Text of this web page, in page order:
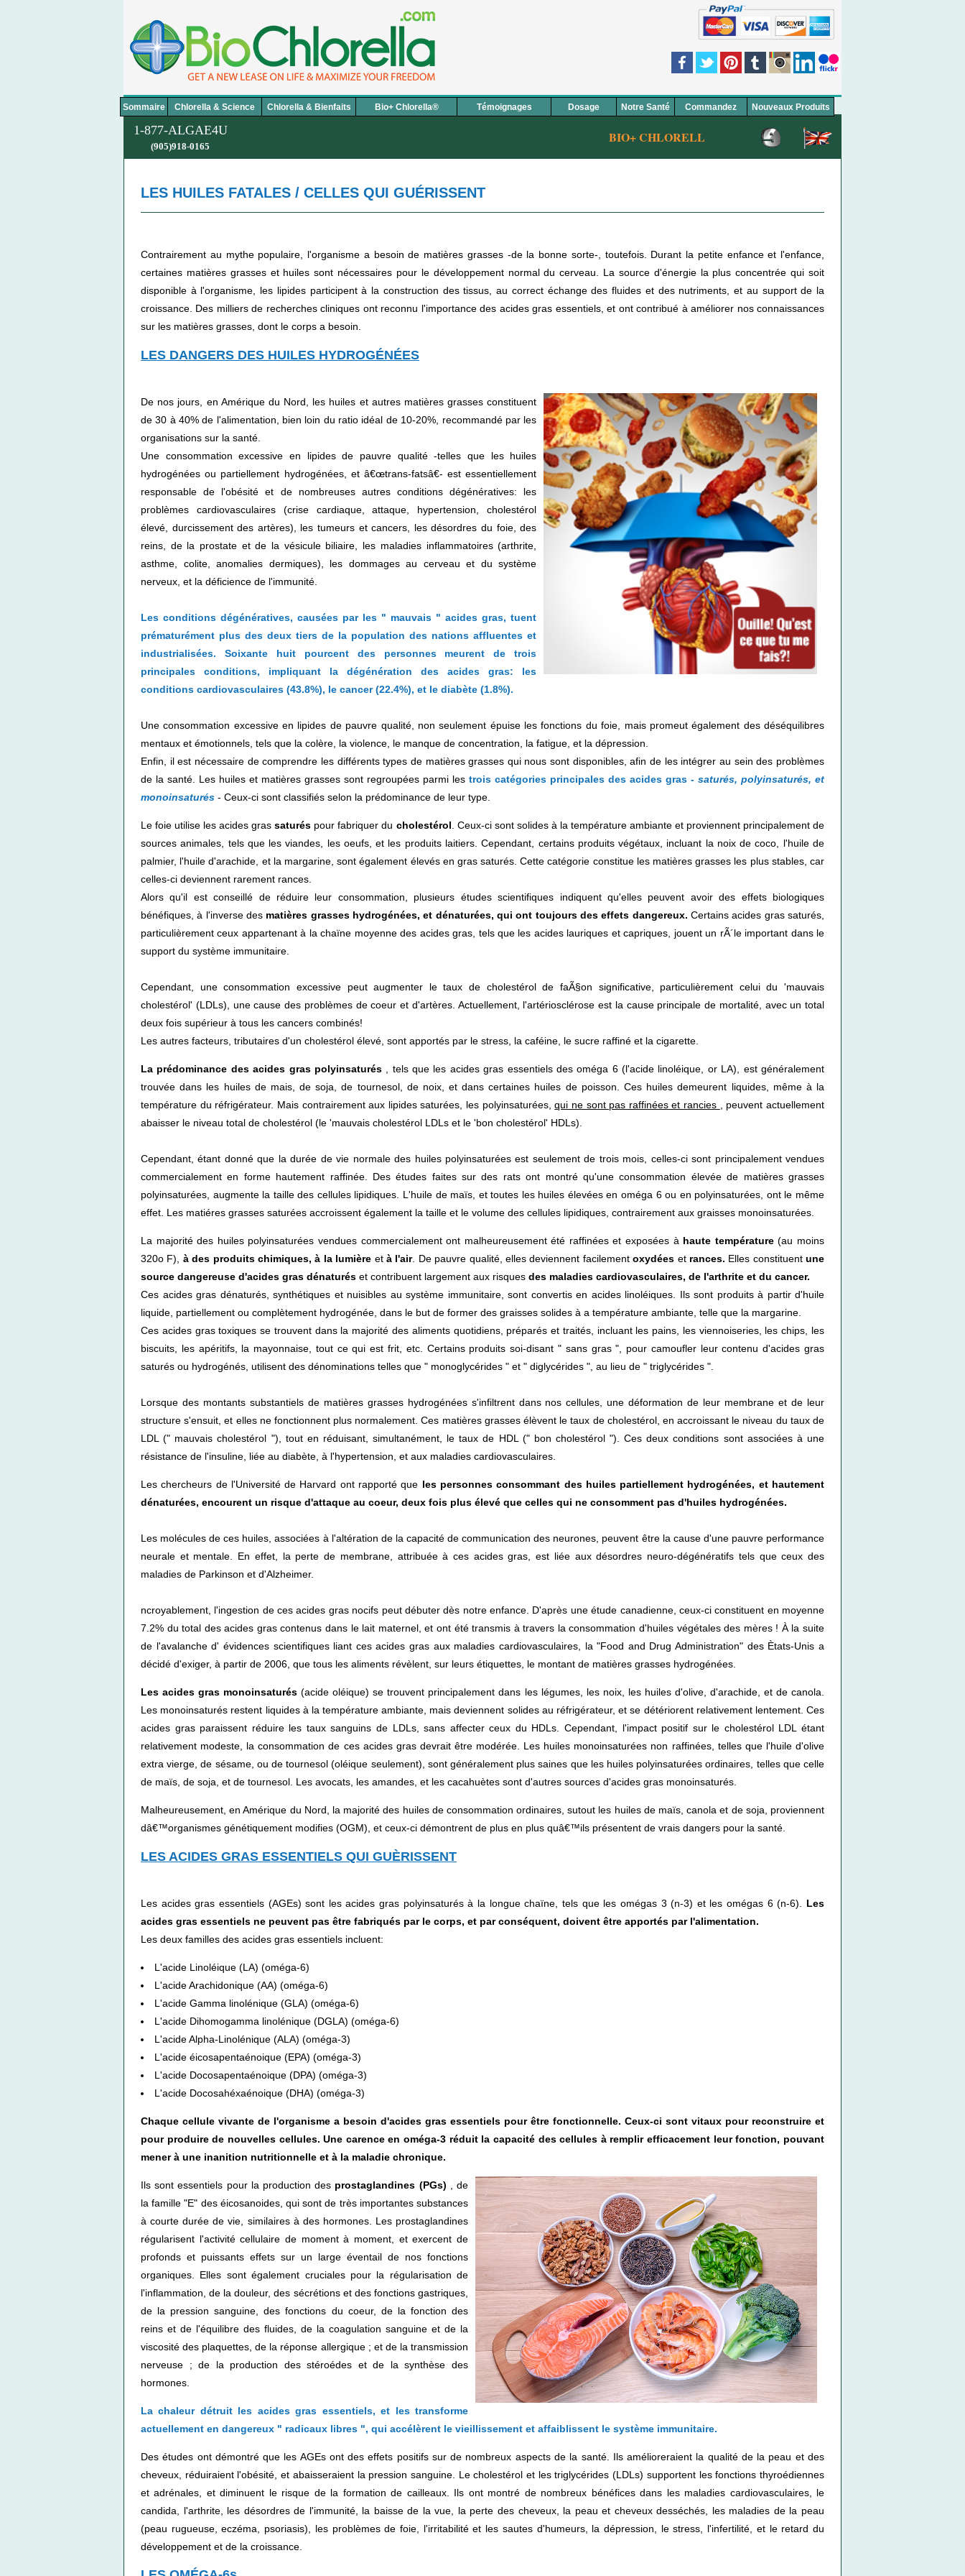
1-877-ALGAE4U
(905)918-0165
BIO+ CHLORELLA® 100 % PURE DÉTOXIFIEZ, ÉNERGISEZ VOTRE
Sommaire C hlorella & Science C hlorella & Bienfaits Bio+ Chlorella® Témoignages Dosage Notre Santé Commandez Nouveaux Produits
LES HUILES FATALES / CELLES QUI GUÉRISSENT
Contrairement au mythe populaire, l'organisme a besoin de matières grasses -de la bonne sorte-, toutefois. Durant la petite enfance et l'enfance,
certaines matières grasses et huiles sont nécessaires pour le développement normal du cerveau. La source d'énergie la plus concentrée qui soit
disponible à l'organisme, les lipides participent à la construction des tissus, au correct échange des fluides et des nutriments, et au support de la
croissance. Des milliers de recherches cliniques ont reconnu l'importance des acides gras essentiels, et ont contribué à améliorer nos connaissances
sur les matières grasses, dont le corps a besoin.
LES DANGERS DES HUILES HYDROGÉNÉES
De nos jours, en Amérique du Nord, les huiles et autres matières grasses constituent
de 30 à 40% de l'alimentation, bien loin du ratio idéal de 10-20%, recommandé par les
organisations sur la santé.
Une consommation excessive en lipides de pauvre qualité -telles que les huiles
hydrogénées ou partiellement hydrogénées, et â€œtrans-fatsâ€- est essentiellement
responsable de l'obésité et de nombreuses autres conditions dégénératives: les
problèmes cardiovasculaires (crise cardiaque, attaque, hypertension, cholestérol
élevé, durcissement des artères), les tumeurs et cancers, les désordres du foie, des
reins, de la prostate et de la vésicule biliaire, les maladies inflammatoires (arthrite,
asthme, colite, anomalies dermiques), les dommages au cerveau et du système
nerveux, et la déficience de l'immunité.
Les conditions dégénératives, causées par les " mauvais " acides gras, tuent
prématurément plus des deux tiers de la population des nations affluentes et
industrialisées. Soixante huit pourcent des personnes meurent de trois
principales conditions, impliquant la dégénération des acides gras: les
conditions cardiovasculaires (43.8%), le cancer (22.4%), et le diabète (1.8%).
Une consommation excessive en lipides de pauvre qualité, non seulement épuise les fonctions du foie, mais promeut également des déséquilibres
mentaux et émotionnels, tels que la colère, la violence, le manque de concentration, la fatigue, et la dépression.
Enfin, il est nécessaire de comprendre les différents types de matières grasses qui nous sont disponibles, afin de les intégrer au sein des problèmes
de la santé. Les huiles et matières grasses sont regroupées parmi les trois catégories principales des acides gras - saturés, polyinsaturés, et
monoinsaturés - Ceux-ci sont classifiés selon la prédominance de leur type.
Le foie utilise les acides grassaturés pour fabriquer du cholestérol . Ceux-ci sont solides à la température ambiante et proviennent principalement de
sources animales, tels que les viandes, les oeufs, et les produits laitiers. Cependant, certains produits végétaux, incluant la noix de coco, l'huile de
palmier, l'huile d'arachide, et la margarine, sont également élevés en gras saturés. Cette catégorie constitue les matières grasses les plus stables, car
celles-ci deviennent rarement rances.
Alors qu'il est conseillé de réduire leur consommation, plusieurs études scientifiques indiquent qu'elles peuvent avoir des effets biologiques
bénéfiques, à l'inverse des matières grasses hydrogénées, et dénaturées, qui ont toujours des effets dangereux. Certains acides gras saturés,
particulièrement ceux appartenant à la chaïne moyenne des acides gras, tels que les acides lauriques et capriques, jouent un rÃ´le important dans le
support du système immunitaire.
Cependant, une consommation excessive peut augmenter le taux de cholestérol de faÃ§on significative, particulièrement celui du 'mauvais
cholestérol' (LDLs), une cause des problèmes de coeur et d'artères. Actuellement, l'artériosclérose est la cause principale de mortalité, avec un total
deux fois supérieur à tous les cancers combinés!
Les autres facteurs, tributaires d'un cholestérol élevé, sont apportés par le stress, la caféine, le sucre raffiné et la cigarette.
La prédominance des acides gras polyinsaturés
, tels que les acides gras essentiels des oméga 6 (l'acide linoléique, or LA), est généralement
trouvée dans les huiles de mais, de soja, de tournesol, de noix, et dans certaines huiles de poisson. Ces huiles demeurent liquides, même à la
température du réfrigérateur. Mais contrairement aux lipides saturées, les polyinsaturées,qui ne sont pas raffinées et rancies
, peuvent actuellement
abaisser le niveau total de cholestérol (le 'mauvais cholestérol LDLs et le 'bon cholestérol' HDLs).
Cependant, étant donné que la durée de vie normale des huiles polyinsaturées est seulement de trois mois, celles-ci sont principalement vendues
commercialement en forme hautement raffinée. Des études faites sur des rats ont montré qu'une consommation élevée de matières grasses
polyinsaturées, augmente la taille des cellules lipidiques. L'huile de maïs, et toutes les huiles élevées en oméga 6 ou en polyinsaturées, ont le même
effet. Les matiéres grasses saturées accroissent également la taille et le volume des cellules lipidiques, contrairement aux graisses monoinsaturées.
La majorité des huiles polyinsaturées vendues commercialement ont malheureusement été raffinées et exposées à haute température(au moins
320o F), à des produits chimiques, à la lumière et à l'air. De pauvre qualité, elles deviennent facilementoxydées et rances. Elles constituentune
source dangereuse d'acides gras dénaturés et contribuent largement aux risques des maladies cardiovasculaires, de l'arthrite et du cancer.
Ces acides gras dénaturés, synthétiques et nuisibles au système immunitaire, sont convertis en acides linoléiques. Ils sont produits à partir d'huile
liquide, partiellement ou complètement hydrogénée, dans le but de former des graisses solides à a température ambiante, telle que la margarine.
Ces acides gras toxiques se trouvent dans la majorité des aliments quotidiens, préparés et traités, incluant les pains, les viennoiseries, les chips, les
biscuits, les apéritifs, la mayonnaise, tout ce qui est frit, etc. Certains produits soi-disant " sans gras ", pour camoufler leur contenu d'acides gras
saturés ou hydrogénés, utilisent des dénominations telles que " monoglycérides " et " diglycérides ", au lieu de " triglycérides ".
Lorsque des montants substantiels de matières grasses hydrogénées s'infiltrent dans nos cellules, une déformation de leur membrane et de leur
structure s'ensuit, et elles ne fonctionnent plus normalement. Ces matières grasses élèvent le taux de cholestérol, en accroissant le niveau du taux de
LDL (" mauvais cholestérol "), tout en réduisant, simultanément, le taux de HDL (" bon cholestérol "). Ces deux conditions sont associées à une
résistance de l'insuline, liée au diabète, à l'hypertension, et aux maladies cardiovasculaires.
Les chercheurs de l'Université de Harvard ont rapporté que les personnes consommant des huiles partiellement hydrogénées, et hautement
dénaturées, encourent un risque d'attaque au coeur, deux fois plus élevé que celles qui ne consomment pas d'huiles hydrogénées.
Les molécules de ces huiles, associées à l'altération de la capacité de communication des neurones, peuvent être la cause d'une pauvre performance
neurale et mentale. En effet, la perte de membrane, attribuée à ces acides gras, est liée aux désordres neuro-dégénératifs tels que ceux des
maladies de Parkinson et d'Alzheimer.
ncroyablement, l'ingestion de ces acides gras nocifs peut débuter dès notre enfance. D'après une étude canadienne, ceux-ci constituent en moyenne
7.2% du total des acides gras contenus dans le lait maternel, et ont été transmis à travers la consommation d'huiles végétales des mères ! À la suite
de l'avalanche d' évidences scientifiques liant ces acides gras aux maladies cardiovasculaires, la "Food and Drug Administration" des Ètats-Unis a
décidé d'exiger, à partir de 2006, que tous les aliments révèlent, sur leurs étiquettes, le montant de matières grasses hydrogénées.
Les acides gras monoinsaturés (acide oléique) se trouvent principalement dans les légumes, les noix, les huiles d'olive, d'arachide, et de canola.
Les monoinsaturés restent liquides à la température ambiante, mais deviennent solides au réfrigérateur, et se détériorent relativement lentement. Ces
acides gras paraissent réduire les taux sanguins de LDLs, sans affecter ceux du HDLs. Cependant, l'impact positif sur le cholestérol LDL étant
relativement modeste, la consommation de ces acides gras devrait être modérée. Les huiles monoinsaturées non raffinées, telles que l'huile d'olive
extra vierge, de sésame, ou de tournesol (oléique seulement), sont généralement plus saines que les huiles polyinsaturées ordinaires, telles que celle
de maïs, de soja, et de tournesol. Les avocats, les amandes, et les cacahuètes sont d'autres sources d'acides gras monoinsaturés.
Malheureusement, en Amérique du Nord, la majorité des huiles de consommation ordinaires, sutout les huiles de maïs, canola et de soja, proviennent
dâ€™organismes génétiquement modifies (OGM), et ceux-ci démontrent de plus en plus quâ€™ils présentent de vrais dangers pour la santé.
LES ACIDES GRAS ESSENTIELS QUI GUÈRISSENT
Les acides gras essentiels (AGEs) sont les acides gras polyinsaturés à la longue chaïne, tels que les omégas 3 (n-3) et les omégas 6 (n-6). Les
acides gras essentiels ne peuvent pas être fabriqués par le corps, et par conséquent, doivent être apportés par l'alimentation.
Les deux familles des acides gras essentiels incluent:
L'acide Linoléique (LA) (oméga-6)
L'acide Arachidonique (AA) (oméga-6)
L'acide Gamma linolénique (GLA) (oméga-6)
L'acide Dihomogamma linolénique (DGLA) (oméga-6)
L'acide Alpha-Linolénique (ALA) (oméga-3)
L'acide éicosapentaénoique (EPA) (oméga-3)
L'acide Docosapentaénoique (DPA) (oméga-3)
L'acide Docosahéxaénoique (DHA) (oméga-3)
Chaque cellule vivante de l'organisme a besoin d'acides gras essentiels pour être fonctionnelle. Ceux-ci sont vitaux pour reconstruire et
pour produire de nouvelles cellules. Une carence en oméga-3 réduit la capacité des cellules à remplir efficacement leur fonction, pouvant
mener à une inanition nutritionnelle et à la maladie chronique.
Ils sont essentiels pour la production des prostaglandines (PGs)
, de
la famille "E" des éicosanoides, qui sont de très importantes substances
à courte durée de vie, similaires à des hormones. Les prostaglandines
régularisent l'activité cellulaire de moment à moment, et exercent de
profonds et puissants effets sur un large éventail de nos fonctions
organiques. Elles sont également cruciales pour la régularisation de
l'inflammation, de la douleur, des sécrétions et des fonctions gastriques,
de la pression sanguine, des fonctions du coeur, de la fonction des
reins et de l'équilibre des fluides, de la coagulation sanguine et de la
viscosité des plaquettes, de la réponse allergique ; et de la transmission
nerveuse ; de la production des stéroédes et de la synthèse des
hormones.
La chaleur détruit les acides gras essentiels, et les transforme
actuellement en dangereux " radicaux libres ", qui accélèrent le vieillissement et affaiblissent le système immunitaire.
Des études ont démontré que les AGEs ont des effets positifs sur de nombreux aspects de la santé. Ils amélioreraient la qualité de la peau et des
cheveux, réduiraient l'obésité, et abaisseraient la pression sanguine. Le cholestérol et les triglycérides (LDLs) supportent les fonctions thyroédiennes
et adrénales, et diminuent le risque de la formation de cailleaux. Ils ont montré de nombreux bénéfices dans les maladies cardiovasculaires, le
candida, l'arthrite, les désordres de l'immunité, la baisse de la vue, la perte des cheveux, la peau et cheveux desséchés, les maladies de la peau
(peau rugueuse, eczéma, psoriasis), les problèmes de foie, l'irritabilité et les sautes d'humeurs, la dépression, le stress, l'infertilité, et le retard du
développement et de la croissance.